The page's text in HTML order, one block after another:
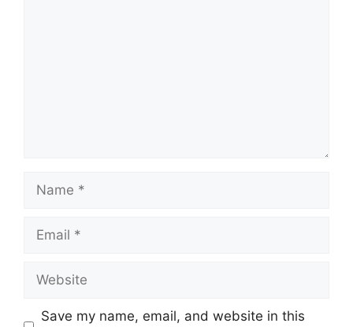
Name
Email
Website
Save my name, email, and website in this